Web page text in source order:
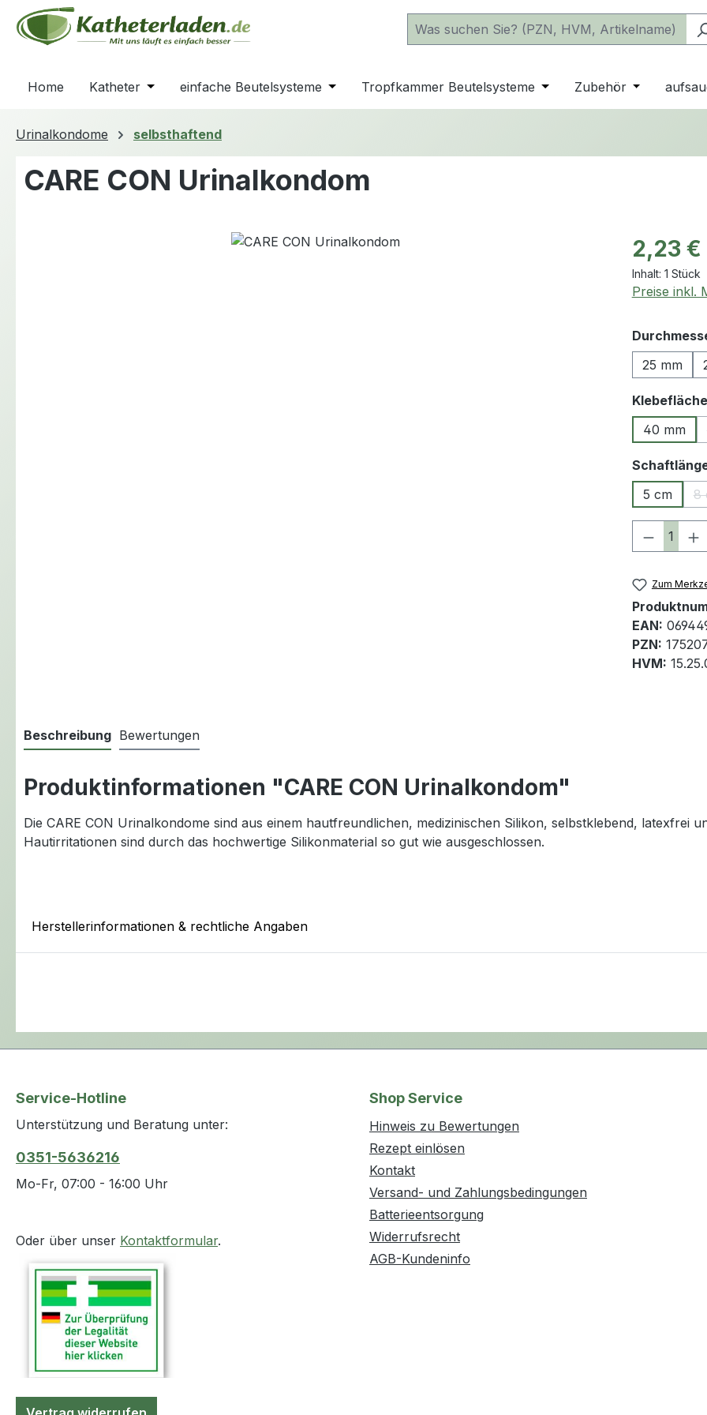
Hauptinhalt springen
Zur Suche springen
Zur Hauptnavigation springen
Home Katheter Öffne oder Schließe das Dropdown der Kategorie Katheter
einfache Beutelsysteme Öffne oder Schließe das Dropdown der Kategorie einfache
Tropfkammer Beutelsysteme Öffne oder Schließe das
Zubehör Öffne oder
Urinalkondome selbsthaftend
CARE CON Urinalkondom
Regulärer
2,23 €
Inhalt: 1 Stück
Preise inkl.
25 mm
Klebefläche
40 mm
5 cm
8
Zum
EAN:
PZN:
HVM:
Beschreibung Bewertungen
Produktinformationen "CARE CON Urinalkondom"
Die CARE CON Urinalkondome sind aus einem hautfreundlichen, medizinischen Silikon, selbstklebend, latexfrei
Hautirritationen sind durch das hochwertige Silikonmaterial so gut wie ausgeschlossen.
Herstellerinformationen & rechtliche Angaben
Service-Hotline
Unterstützung und Beratung unter:
0351-5636216
Mo-Fr, 07:00 - 16:00 Uhr
Oder über unser Kontaktformular.
Shop Service
Hinweis zu Bewertungen
Rezept einlösen
Kontakt
Versand- und Zahlungsbedingungen
Batterieentsorgung
Widerrufsrecht
AGB-Kundeninfo